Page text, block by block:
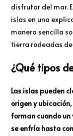
disfrutar del mar.
islas en una
manera sencilla
tierra rodeadas
¿Qué tipos
Las islas pueden
origen y
forman cuando
se enfría hasta